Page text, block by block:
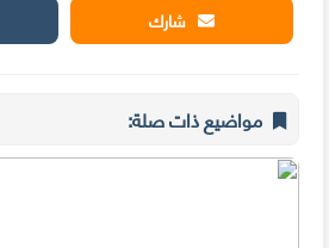
شارك
مواضيع ذات صلة: